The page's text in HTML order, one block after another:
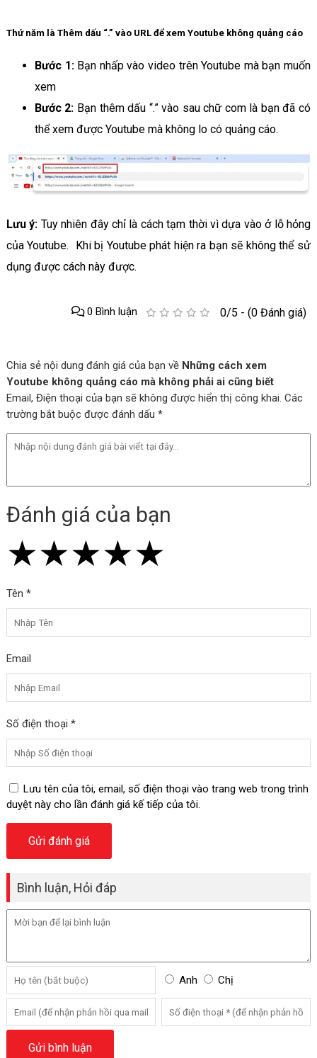
Thứ năm là Thêm dấu “.” vào URL để xem Youtube không quảng cáo
Bước 1: Bạn nhấp vào video trên Youtube mà bạn muốn
xem
Bước 2: Bạn thêm dấu “.” vào sau chữ com là bạn đã có
thể xem được Youtube mà không lo có quảng cáo.
Lưu ý: Tuy nhiên đây chỉ là cách tạm thời vì dựa vào ở lỗ hỏng
của Youtube. Khi bị Youtube phát hiện ra bạn sẽ không thể sử
dụng được cách này được.
0/5 - (0 Đánh giá)
0 Bình luận
Chia sẻ nội dung đánh giá của bạn về Những cách xem
Youtube không quảng cáo mà không phải ai cũng biết
Email, Điện thoại của bạn sẽ không được hiển thị công khai. Các
trường bắt buộc được đánh dấu *
Đánh giá của bạn
★
★★
★★★
★★★★
★★★★★
Tên *
Email
Số điện thoại *
Lưu tên của tôi, email, số điện thoại vào trang web trong trình
duyệt này cho lần đánh giá kế tiếp của tôi.
Bình luận, Hỏi đáp
Anh Chị